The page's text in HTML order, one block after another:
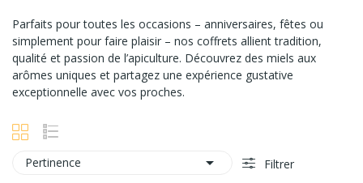
Parfaits pour toutes les occasions – anniversaires, fêtes ou
simplement pour faire plaisir – nos coffrets allient tradition,
qualité et passion de l’apiculture. Découvrez des miels aux
arômes uniques et partagez une expérience gustative
exceptionnelle avec vos proches.
Pertinence  Filtrer